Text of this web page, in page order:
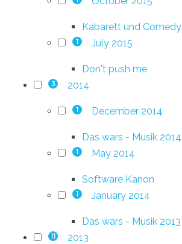
Kabarett und Comedy
1 July 2015
Don't push me
3 2014
1 December 2014
Das wars - Musik 2014
1 May 2014
Software Kanon
1 January 2014
Das wars - Musik 2013
11 2013